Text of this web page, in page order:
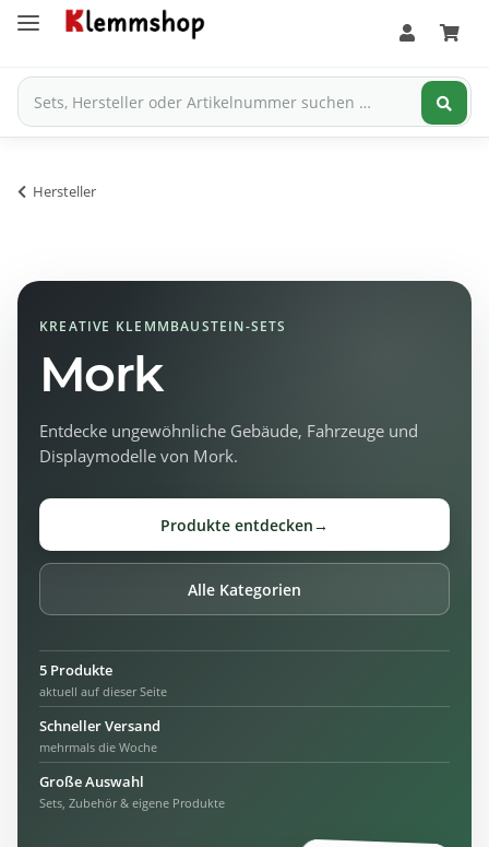
Hersteller
KREATIVE KLEMMBAUSTEIN-SETS
Mork
Entdecke ungewöhnliche Gebäude, Fahrzeuge und
Displaymodelle von Mork.
Produkte entdecken→
Alle Kategorien
5 Produkte
aktuell auf dieser Seite
Schneller Versand
mehrmals die Woche
Große Auswahl
Sets, Zubehör & eigene Produkte